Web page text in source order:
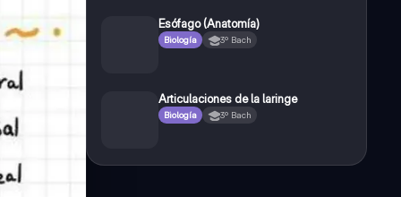
Esófago (Anatomía)
Biología 3º Bach
Articulaciones de la laringe
Biología 3º Bach